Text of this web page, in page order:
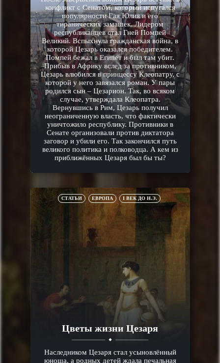
конфликт с Сенатом, который испугался
популярности Гая Юлия и его
тиранических замашек. Лидером
республиканцев стал Гней Помпей
Великий. Вспыхнула гражданская война, в
которой Цезарь оказался победителем.
Помпей бежал в Египет и был там убит.
Прибыв в Африку вслед за противником,
Цезарь влюбился в принцессу Клеопатру, с
которой у него завязался роман. У пары
родился сын – Цезарион. Так, во всяком
случае, утверждала Клеопатра.
Вернувшись в Рим, Цезарь получил
неограниченную власть, что фактически
уничтожило республику. Противники в
Сенате организовали против диктатора
заговор и убили его. Так закончился путь
великого политика и полководца. А кем из
приближённых Цезаря был бы ты?
СТАТЬИ ЕВРОПА I ВЕК ДО Н.Э.
Цветы жизни Цезаря
Наследником Цезаря стал усыновлённый
юноша, а родных детей ждала печальная